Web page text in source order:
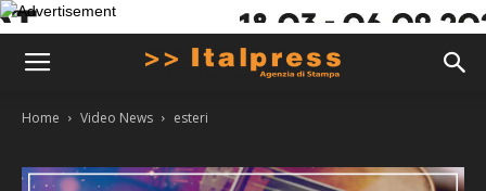
Home Video News esteri